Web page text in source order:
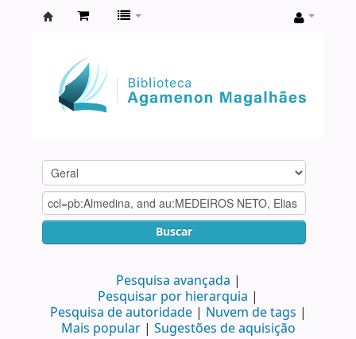
Agamenon
Magalhães
Buscar
Pesquisa avançada
Pesquisar por hierarquia
Pesquisa de autoridade
Nuvem de tags
Mais popular
Sugestões de aquisição